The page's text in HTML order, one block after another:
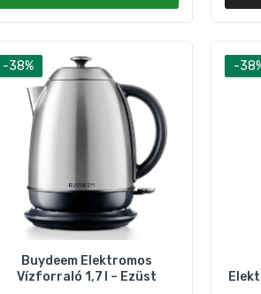
Oté Hordozható
9.890 Ft
Oté Hordozható
Fekete
9.890 Ft
Oté Hordozható
-38%
Buydeem Elektromos
Vízforraló 1,7 l – Ezüst
-